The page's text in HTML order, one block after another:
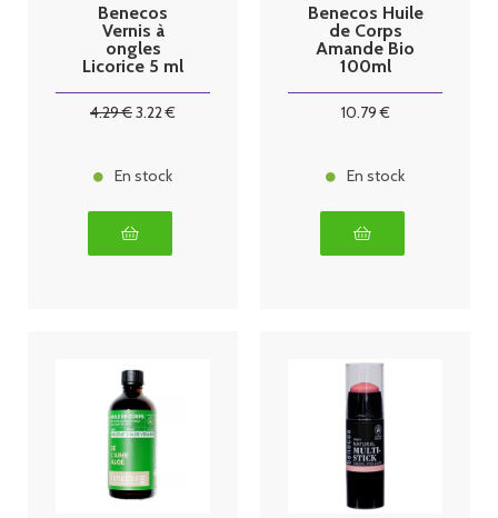
Benecos
Vernis à
ongles
Licorice 5 ml
4.29€3.22€
En stock
Benecos Huile
de Corps
Amande Bio
100ml
10.79€
En stock